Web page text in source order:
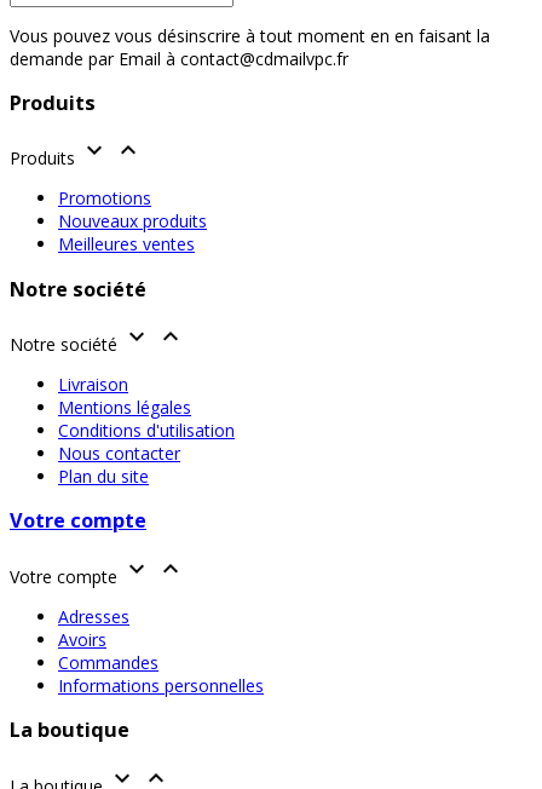
Vous pouvez vous désinscrire à tout moment en en faisant la
demande par Email à contact@cdmailvpc.fr
Produits
Produits  
Promotions
Nouveaux produits
Meilleures ventes
Notre société
Notre société  
Livraison
Mentions légales
Conditions d'utilisation
Nous contacter
Plan du site
Votre compte
Votre compte  
Adresses
Avoirs
Commandes
Informations personnelles
La boutique
 